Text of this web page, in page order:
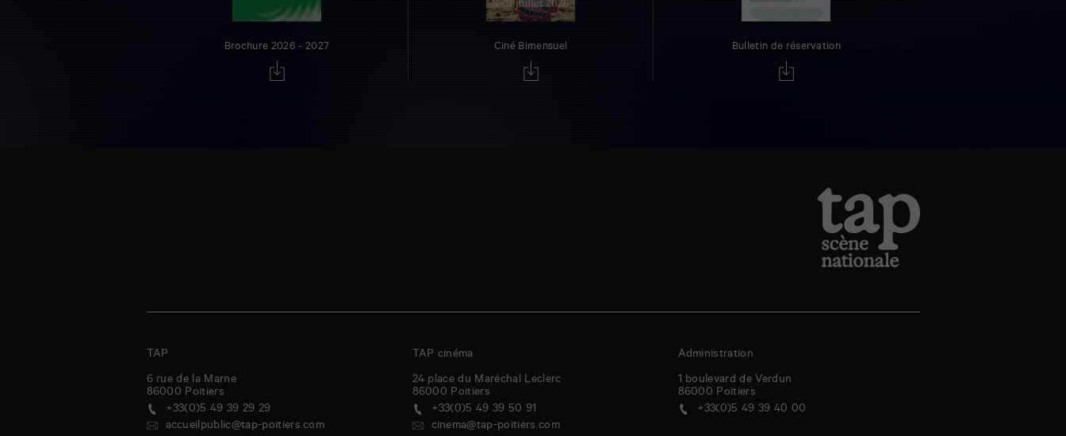
Brochure 2026 - 2027 Ciné Bimensuel Bulletin de réservation
TAP
6 rue de la Marne
86000 Poitiers
+33(0)5 49 39 29 29
accueilpublic@tap-poitiers.com
TAP cinéma
24 place du Maréchal Leclerc
86000 Poitiers
+33(0)5 49 39 50 91
cinema@tap-poitiers.com
Administration
1 boulevard de Verdun
86000 Poitiers
+33(0)5 49 39 40 00